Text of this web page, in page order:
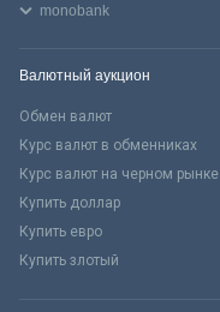
monobank
Валютный аукцион
Обмен валют
Курс валют в обменниках
Курс валют на черном рынке
Купить доллар
Купить евро
Купить злотый